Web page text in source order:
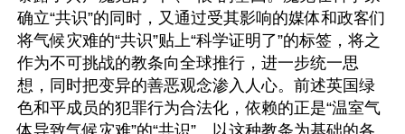
确立“共识”的同时，又通过受其影响的媒体和政客们
将气候灾难的“共识”贴上“科学证明了”的标签，将之
作为不可挑战的教条向全球推行，进一步统一思
想，同时把变异的善恶观念渗入人心。前述英国绿
色和平成员的犯罪行为合法化，依赖的正是“温室气
体导致气候灾难”的“共识”。以这种教条为基础的各